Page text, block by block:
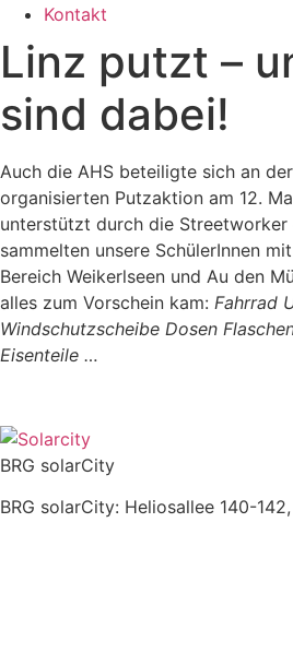
Kontakt
Linz putzt –
sind dabei!
Auch die AHS beteiligte sich an
organisierten Putzaktion am 12.
unterstützt durch die
sammelten unsere SchülerInnen
Bereich Weikerlseen und Au den
alles zum Vorschein kam: Fahrrad
Windschutzscheibe Dosen
Eisenteile …
BRG solarCity
BRG solarCity: Heliosallee 140-